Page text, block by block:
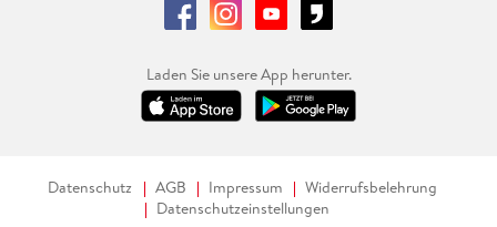
Laden Sie unsere App herunter.
Datenschutz AGB Impressum
Widerrufsbelehrung
Datenschutzeinstellungen